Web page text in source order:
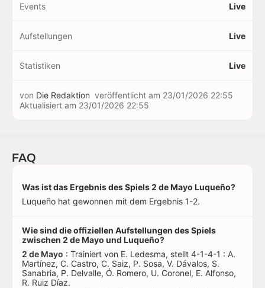
Events Live
Aufstellungen Live
Statistiken Live
von Die Redaktion veröffentlicht am 23/01/2026 22:55
Aktualisiert am 23/01/2026 22:55
FAQ
Was ist das Ergebnis des Spiels 2 de Mayo Luqueño?
Luqueño hat gewonnen mit dem Ergebnis 1-2.
Wie sind die offiziellen Aufstellungen des Spiels
zwischen 2 de Mayo und Luqueño?
2 de Mayo : Trainiert von E. Ledesma, stellt 4-1-4-1 : A.
Martínez, C. Castro, C. Saiz, P. Sosa, V. Dávalos, S.
Sanabria, P. Delvalle, Ó. Romero, U. Coronel, E. Alfonso,
R. Ruiz Díaz.